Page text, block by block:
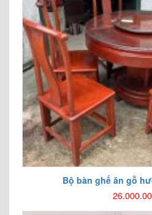
Bộ bàn ghế ăn gỗ